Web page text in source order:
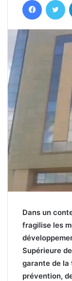
Dans un
fragilise les
Supérieure
garante de la
prévention,